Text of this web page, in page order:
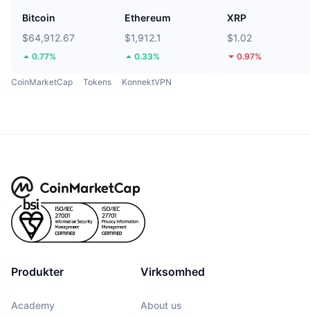
Bitcoin
$64,912.67
0.77%
Ethereum
$1,912.1
0.33%
XRP
$1.02
0.97%
CoinMarketCap Tokens KonnektVPN
Produkter
Academy
Virksomhed
About us